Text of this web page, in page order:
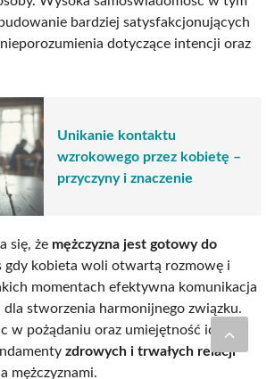
bardziej satysfakcjonujących
dotyczące intencji oraz
Unikanie kontaktu
wzrokowego przez kobietę –
przyczyny i znaczenie
się, że mężczyzna jest gotowy do
gdy kobieta woli otwartą rozmowę i
momentach efektywna komunikacja
dla stworzenia harmonijnego związku.
w pożądaniu oraz umiejętność ich
zdrowych i trwałych relacji
mężczyznami.